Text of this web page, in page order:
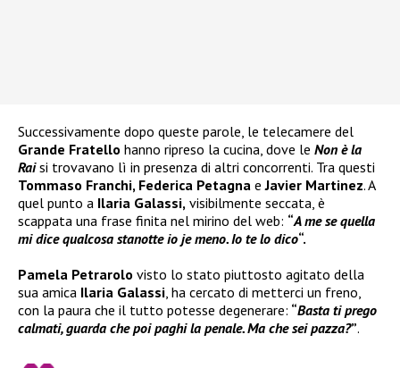
Successivamente dopo queste parole, le telecamere del
Grande Fratello hanno ripreso la cucina, dove le Non è la
Raisi trovavano lì in presenza di altri concorrenti. Tra questi
Tommaso Franchi, Federica Petagna eJavier Martinez. A
quel punto a Ilaria Galassi, visibilmente seccata, è
scappata una frase finita nel mirino del web: “A me se quella
mi dice qualcosa stanotte io je meno. Io te lo dico“.
Pamela Petrarolo visto lo stato piuttosto agitato della
sua amica Ilaria Galassi , ha cercato di metterci un freno,
con la paura che il tutto potesse degenerare: “Basta ti prego
calmati, guarda che poi paghi la penale. Ma che sei pazza?”.